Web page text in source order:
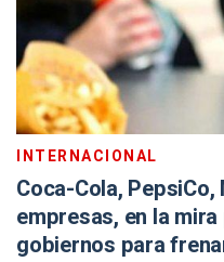
INTERNACIONAL
Coca-Cola,
empresas, en la
gobiernos para